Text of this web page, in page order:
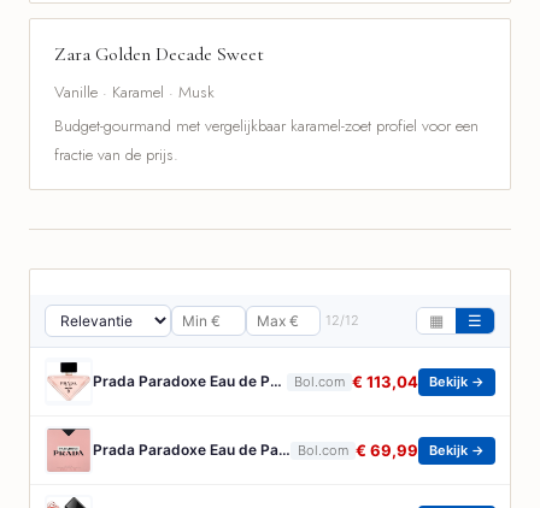
Zara Golden Decade Sweet
Vanille · Karamel · Musk
Budget-gourmand met vergelijkbaar karamel-zoet profiel voor een
fractie van de prijs.
12/12 ▦ ☰
Prada Paradoxe Eau de Parfum - Bloemige ambergeur navulbaar - 90 ml Bol.com € 113,04 Bekijk →
Prada Paradoxe Eau de Parfum 30ml spray Bol.com € 69,99 Bekijk →